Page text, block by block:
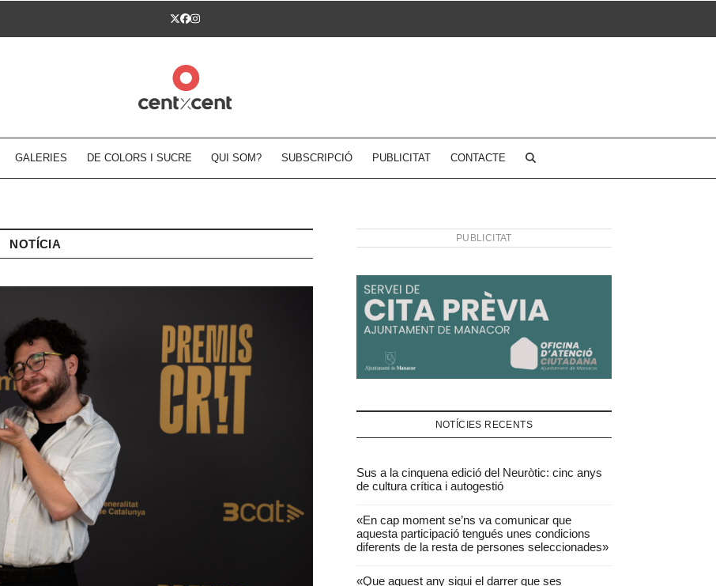
Twitter
Facebook
Instagram
GALERIES DE COLORS I SUCRE QUI SOM? SUBSCRIPCIÓ PUBLICITAT CONTACTE
NOTÍCIA PUBLICITAT
NOTÍCIES RECENTS
Sus a la cinquena edició del Neuròtic: cinc anys
de cultura crítica i autogestió
«En cap moment se’ns va comunicar que
aquesta participació tengués unes condicions
diferents de la resta de persones seleccionades»
«Que aquest any sigui el darrer que ses